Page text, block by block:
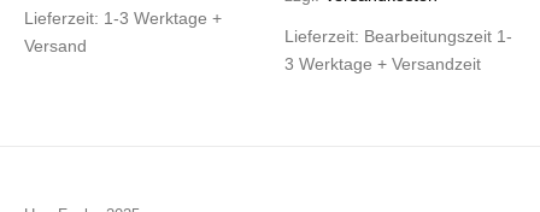
Lieferzeit: 1-3 Werktage +
Versand
Lieferzeit: Bearbeitungszeit 1-
3 Werktage + Versandzeit